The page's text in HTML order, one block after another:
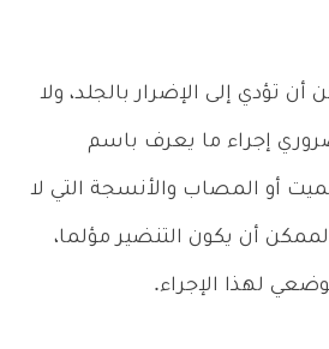
تؤدي إلى الإضرار بالجلد، ولا
إجراء ما يعرف باسم
أو المصاب والأنسجة التي لا
أن يكون التنضير مؤلما،
لهذا الإجراء.